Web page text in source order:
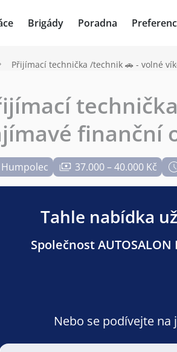
Brigády Poradna
Přijímací technička /technik 🚗 - volné
finanční
Humpolec 37.000 – 40.000 Kč
Tahle nabídka
Společnost
Nebo se podívejte